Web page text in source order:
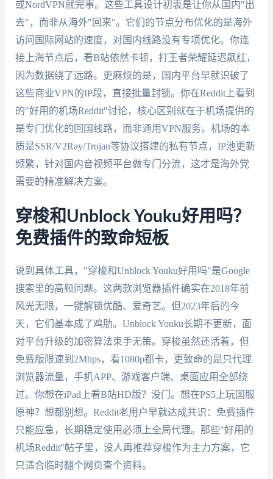
或NordVPN就完事。这些工具设计初衷是让你从国内"出
去"，而非从海外"回来"。它们的节点分布优化的是海外
访问国际网站的速度，对国内线路没有专项优化。你连
接上海节点后，看B站依然卡顿，打王者荣耀延迟飙红，
因为数据绕了远路。更麻烦的是，国内平台早就识破了
这些商业VPN的IP段，直接批量封锁。你在Reddit上看到
的"好用的机场Reddit"讨论，核心区别就在于机场提供的
是专门优化的回国线路，而非通用VPN服务。机场的本
质是SSR/V2Ray/Trojan等协议搭建的私有节点，IP池更新
频繁，针对国内音视频平台做专门分流，这才是海外党
需要的精准解决方案。
穿梭和Unblock Youku好用吗？
免费插件的致命短板
说到具体工具，"穿梭和Unblock Youku好用吗"是Google
搜索里的高频问题。这两款浏览器插件确实在2018年前
风光无限，一键解锁优酷、爱奇艺。但2023年后的今
天，它们基本成了鸡肋。Unblock Youku长期不更新，面
对平台升级的加密算法束手无策。穿梭虽然还活着，但
免费版限速到2Mbps，看1080p都卡，更致命的是只代理
浏览器流量，手机APP、游戏客户端、桌面应用全部绕
过。你想在iPad上看B站HD版？没门。想在PS5上玩国服
原神？想都别想。Reddit老用户早就达成共识：免费插件
只能应急，长期稳定使用必须上全局代理。那些"好用的
机场Reddit"帖子里，没人再推荐穿梭作为主力方案，它
只适合临时翻个网页查个资料。